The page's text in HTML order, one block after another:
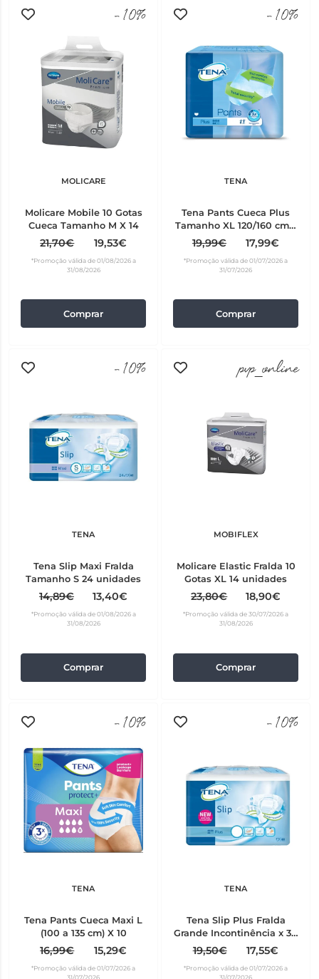
-10%
MOLICARE
Molicare Mobile 10 Gotas
Cueca Tamanho M X 14
21,70€ 19,53€
*Promoção válida de 01/08/2026 a
31/08/2026
Comprar
-10%
TENA
Tena Pants Cueca Plus
Tamanho XL 120/160 cm x
12 Unidades
19,99€ 17,99€
*Promoção válida de 01/07/2026 a
31/07/2026
Comprar
-10%
TENA
Tena Slip Maxi Fralda
Tamanho S 24 unidades
14,89€ 13,40€
*Promoção válida de 01/08/2026 a
31/08/2026
Comprar
pvp_online
MOBIFLEX
Molicare Elastic Fralda 10
Gotas XL 14 unidades
23,80€ 18,90€
*Promoção válida de 30/07/2026 a
31/08/2026
Comprar
-10%
TENA
Tena Pants Cueca Maxi L
(100 a 135 cm) X 10
16,99€ 15,29€
*Promoção válida de 01/07/2026 a
31/07/2026
-10%
TENA
Tena Slip Plus Fralda
Grande Incontinência x 30
Unidades
19,50€ 17,55€
*Promoção válida de 01/07/2026 a
31/07/2026